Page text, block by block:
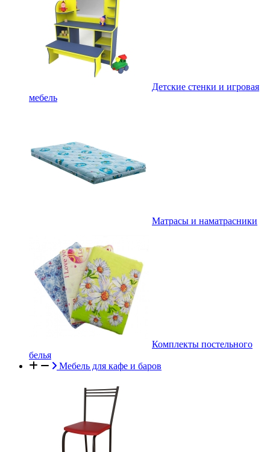
Детские стенки и игровая
мебель
Матрасы и наматрасники
Комплекты постельного
белья
Мебель для кафе и баров